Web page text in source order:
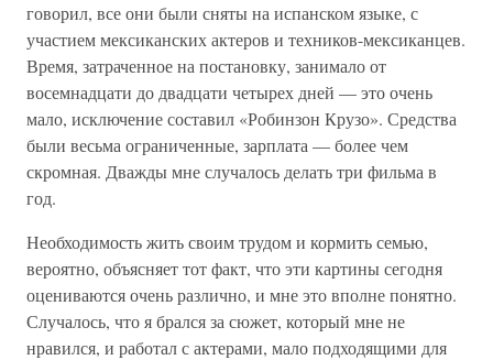
говорил, все они были сняты на испанском языке, с
участием мексиканских актеров и техников-мексиканцев.
Время, затраченное на постановку, занимало от
восемнадцати до двадцати четырех дней — это очень
мало, исключение составил «Робинзон Крузо». Средства
были весьма ограниченные, зарплата — более чем
скромная. Дважды мне случалось делать три фильма в
год.
Необходимость жить своим трудом и кормить семью,
вероятно, объясняет тот факт, что эти картины сегодня
оцениваются очень различно, и мне это вполне понятно.
Случалось, что я брался за сюжет, который мне не
нравился, и работал с актерами, мало подходящими для